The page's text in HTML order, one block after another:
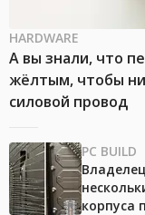
HARDWARE
А вы знали, что
жёлтым, чтобы
силовой провод
PC BUILD
корпуса